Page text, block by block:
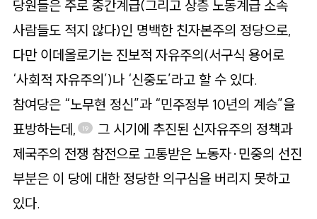
당원들은 주로 중간계급(그리고 상층 노동계급 소속
사람들도 적지 않다)인 명백한 친자본주의 정당으로,
다만 이데올로기는 진보적 자유주의(서구식 용어로
‘사회적 자유주의’)나 ‘신중도’라고 할 수 있다.
참여당은 “노무현 정신”과 “민주정부 10년의 계승”을
표방하는데,
19
그 시기에 추진된 신자유주의 정책과
제국주의 전쟁 참전으로 고통받은 노동자·민중의 선진
부분은 이 당에 대한 정당한 의구심을 버리지 못하고
있다.